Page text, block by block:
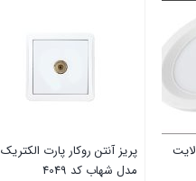
بک لایت
پریز آنتن روکار پارت الکتریک
مدل شهاب کد 4049